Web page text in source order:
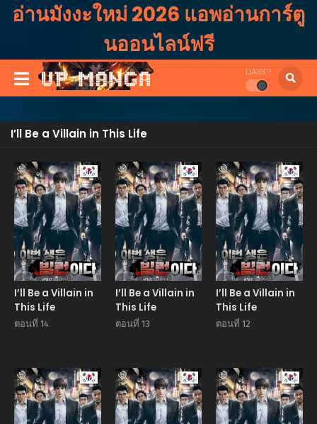
อ่านมังงะใหม่ 2026 แอพอ่านการ์ตู
นออนไลน์ฟรี
DARK?
I’ll Be a Villain in This Life
Manhwa
I’ll Be a Villain in
This Life
ตอนที่ 14
Manhwa
I’ll Be a Villain in
This Life
ตอนที่ 13
I’ll Be a Villain in
This Life
ตอนที่ 12
Manhwa Manhwa